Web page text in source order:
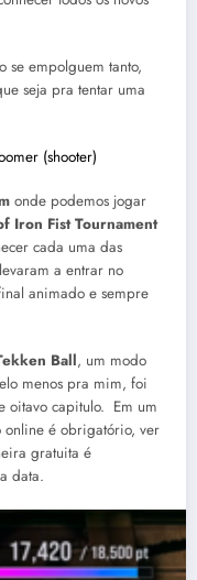
se empolguem tanto,
seja pra tentar uma
(shooter)
onde podemos jogar
Iron Fist Tournament
cada uma das
a entrar no
animado e sempre
Ball, um modo
menos pra mim, foi
oitavo capitulo. Em um
online é obrigatório, ver
gratuita é
data.